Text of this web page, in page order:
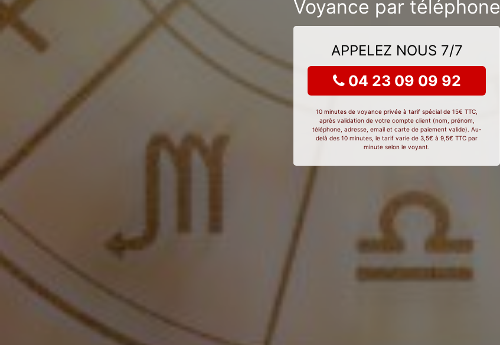
Voyance par téléphone
APPELEZ NOUS 7/7
04 23 09 09 92
10 minutes de voyance privée à tarif spécial de 15€ TTC,
après validation de votre compte client (nom, prénom,
téléphone, adresse, email et carte de paiement valide). Au-
delà des 10 minutes, le tarif varie de 3,5€ à 9,5€ TTC par
minute selon le voyant.